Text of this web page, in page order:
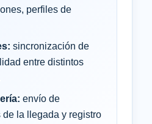
perfiles de
sincronización de
entre distintos
envío de
de la llegada y registro